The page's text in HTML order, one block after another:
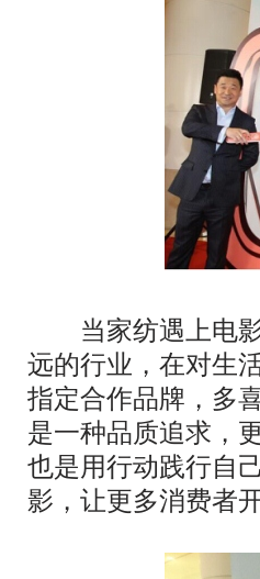
当家纺遇上电影
远的行业，在对生
指定合作品牌，多
是一种品质追求，
也是用行动践行自
影，让更多消费者